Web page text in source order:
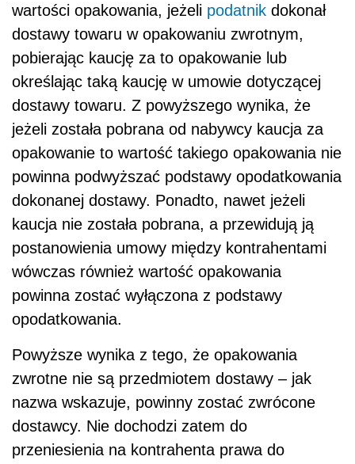
wartości opakowania, jeżeli podatnik dokonał
dostawy towaru w opakowaniu zwrotnym,
pobierając kaucję za to opakowanie lub
określając taką kaucję w umowie dotyczącej
dostawy towaru. Z powyższego wynika, że
jeżeli została pobrana od nabywcy kaucja za
opakowanie to wartość takiego opakowania nie
powinna podwyższać podstawy opodatkowania
dokonanej dostawy. Ponadto, nawet jeżeli
kaucja nie została pobrana, a przewidują ją
postanowienia umowy między kontrahentami
wówczas również wartość opakowania
powinna zostać wyłączona z podstawy
opodatkowania.
Powyższe wynika z tego, że opakowania
zwrotne nie są przedmiotem dostawy – jak
nazwa wskazuje, powinny zostać zwrócone
dostawcy. Nie dochodzi zatem do
przeniesienia na kontrahenta prawa do